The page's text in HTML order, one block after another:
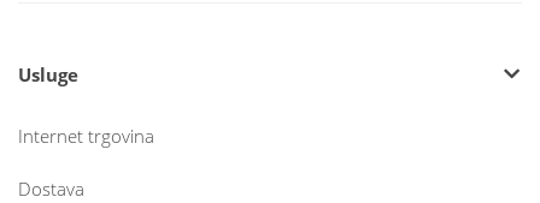
Usluge
Internet trgovina
Dostava